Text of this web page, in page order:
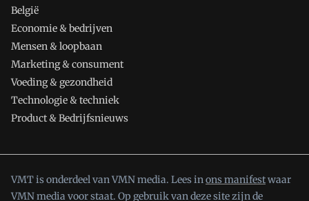
België
Economie & bedrijven
Mensen & loopbaan
Marketing & consument
Voeding & gezondheid
Technologie & techniek
Product & Bedrijfsnieuws
VMT is onderdeel van VMN media. Lees inons manifestwaar
VMN media voor staat. Op gebruik van deze site zijn de